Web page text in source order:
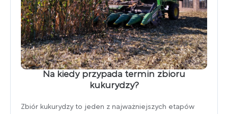
Na kiedy przypada termin zbioru
kukurydzy?
Zbiór kukurydzy to jeden z najważniejszych etapów